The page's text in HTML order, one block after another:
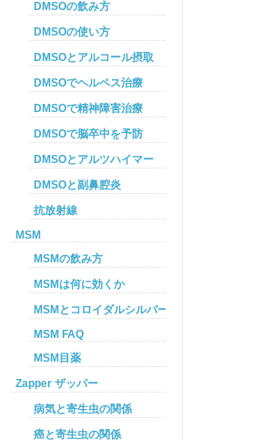
DMSOの飲み方
DMSOの使い方
DMSOとアルコール摂取
DMSOでヘルペス治療
DMSOで精神障害治療
DMSOで脳卒中を予防
DMSOとアルツハイマー
DMSOと副鼻腔炎
抗放射線
MSM
MSMの飲み方
MSMは何に効くか
MSMとコロイダルシルバーを使った癌プロトコル
MSM FAQ
MSM目薬
Zapper ザッパー
病気と寄生虫の関係
癌と寄生虫の関係